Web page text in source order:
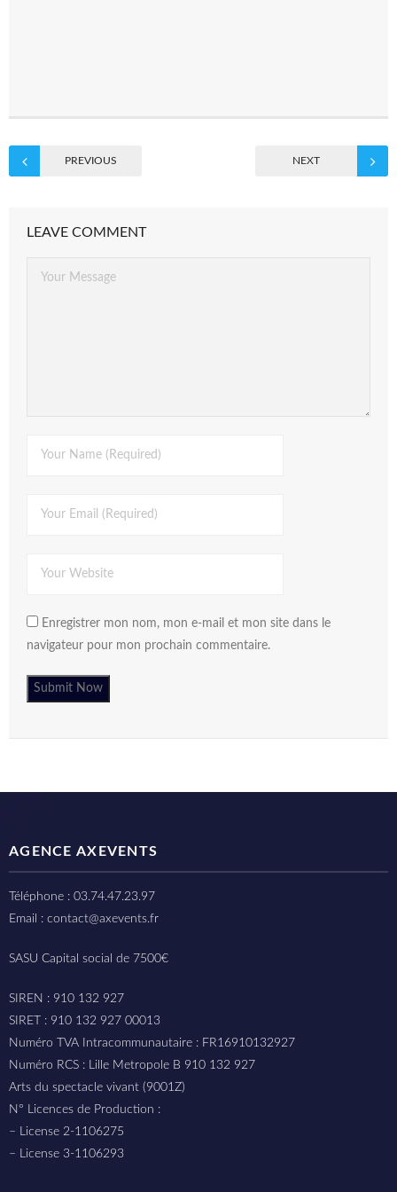
PREVIOUS NEXT
LEAVE COMMENT
Enregistrer mon nom, mon e-mail et mon site dans le
navigateur pour mon prochain commentaire.
AGENCE AXEVENTS
Téléphone : 03.74.47.23.97
Email : contact@axevents.fr
SASU Capital social de 7500€
SIREN : 910 132 927
SIRET : 910 132 927 00013
Numéro TVA Intracommunautaire : FR16910132927
Numéro RCS : Lille Metropole B 910 132 927
Arts du spectacle vivant (9001Z)
N° Licences de Production :
– License 2-1106275
– License 3-1106293